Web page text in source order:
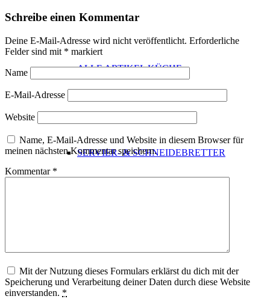
ALLE ARTIKEL KÜCHE
SERVIER- & SCHNEIDEBRETTER
Schreibe einen Kommentar
Deine E-Mail-Adresse wird nicht veröffentlicht. Erforderliche
Felder sind mit * markiert
Name
E-Mail-Adresse
Website
Name, E-Mail-Adresse und Website in diesem Browser für
meinen nächsten Kommentar speichern.
Kommentar *
Mit der Nutzung dieses Formulars erklärst du dich mit der
Speicherung und Verarbeitung deiner Daten durch diese Website
einverstanden. *